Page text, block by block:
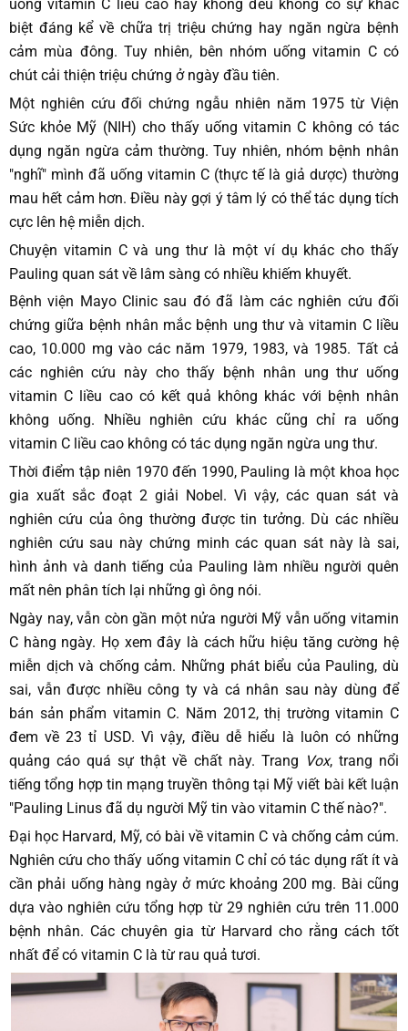
uống vitamin C liều cao hay không đều không có sự khác
biệt đáng kể về chữa trị triệu chứng hay ngăn ngừa bệnh
cảm mùa đông. Tuy nhiên, bên nhóm uống vitamin C có
chút cải thiện triệu chứng ở ngày đầu tiên.
Một nghiên cứu đối chứng ngẫu nhiên năm 1975 từ Viện
Sức khỏe Mỹ (NIH) cho thấy uống vitamin C không có tác
dụng ngăn ngừa cảm thường. Tuy nhiên, nhóm bệnh nhân
"nghĩ" mình đã uống vitamin C (thực tế là giả dược) thường
mau hết cảm hơn. Điều này gợi ý tâm lý có thể tác dụng tích
cực lên hệ miễn dịch.
Chuyện vitamin C và ung thư là một ví dụ khác cho thấy
Pauling quan sát về lâm sàng có nhiều khiếm khuyết.
Bệnh viện Mayo Clinic sau đó đã làm các nghiên cứu đối
chứng giữa bệnh nhân mắc bệnh ung thư và vitamin C liều
cao, 10.000 mg vào các năm 1979, 1983, và 1985. Tất cả
các nghiên cứu này cho thấy bệnh nhân ung thư uống
vitamin C liều cao có kết quả không khác với bệnh nhân
không uống. Nhiều nghiên cứu khác cũng chỉ ra uống
vitamin C liều cao không có tác dụng ngăn ngừa ung thư.
Thời điểm tập niên 1970 đến 1990, Pauling là một khoa học
gia xuất sắc đoạt 2 giải Nobel. Vì vậy, các quan sát và
nghiên cứu của ông thường được tin tưởng. Dù các nhiều
nghiên cứu sau này chứng minh các quan sát này là sai,
hình ảnh và danh tiếng của Pauling làm nhiều người quên
mất nên phân tích lại những gì ông nói.
Ngày nay, vẫn còn gần một nửa người Mỹ vẫn uống vitamin
C hàng ngày. Họ xem đây là cách hữu hiệu tăng cường hệ
miễn dịch và chống cảm. Những phát biểu của Pauling, dù
sai, vẫn được nhiều công ty và cá nhân sau này dùng để
bán sản phẩm vitamin C. Năm 2012, thị trường vitamin C
đem về23 tỉ USD. Vì vậy, điều dễ hiểu là luôn có những
quảng cáo quá sự thật về chất này. Trang Vox, trang nổi
tiếng tổng hợp tin mạng truyền thông tại Mỹ viết bài kết luận
"Pauling Linus đã dụ người Mỹ tin vào vitamin C thế nào?".
Đại học Harvard, Mỹ, có bài về vitamin C và chống cảm cúm.
Nghiên cứu cho thấy uống vitamin C chỉ có tác dụng rất ít và
cần phải uống hàng ngày ở mức khoảng 200 mg. Bài cũng
dựa vào nghiên cứu tổng hợp từ 29 nghiên cứu trên 11.000
bệnh nhân. Các chuyên gia từ Harvard cho rằng cách tốt
nhất để có vitamin C là từ rau quả tươi.